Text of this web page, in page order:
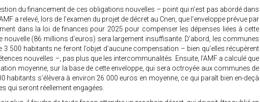
du financement de ces obligations nouvelles – point qui n’est pas abordé dans
a relevé, lors de l’examen du projet de décret au Cnen, que l’enveloppe prévue par
dans la loi de finances pour 2025 pour compenser les dépenses liées à cette
nouvelle (86 millions d’euros) sera largement insuffisante. D’abord, les communes
3 500 habitants ne feront l’objet d’aucune compensation – bien qu’elles récupèrent
nouvelles –, pas plus que les intercommunalités. Ensuite, l’AMF a calculé que
moyenne, sur la base de cette enveloppe, qui sera octroyée aux communes de
habitants s’élèvera à environ 26 000 euros en moyenne, ce qui paraît bien en-deçà
qui seront réellement engagées.